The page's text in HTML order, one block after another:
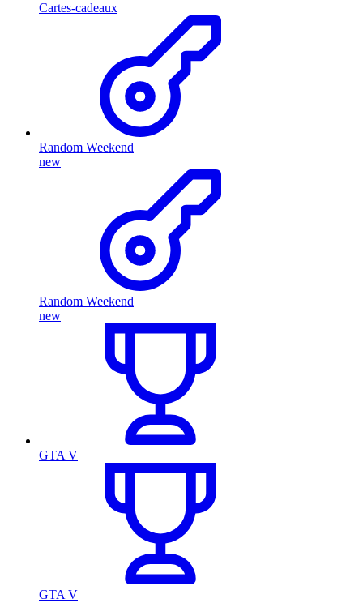
Cartes-cadeaux
Random Weekend
new
Random Weekend
new
GTA V
GTA V